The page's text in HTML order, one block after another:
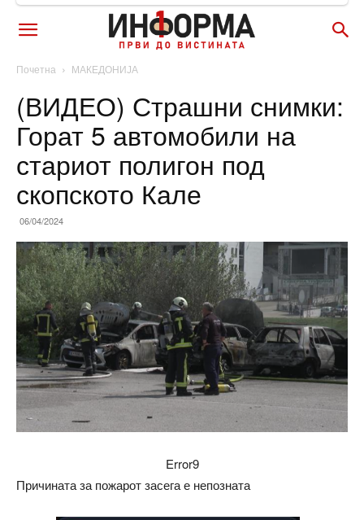
Почетна МАКЕДОНИЈА
(ВИДЕО) Страшни снимки:
Горат 5 автомобили на
стариот полигон под
скопското Кале
06/04/2024
Error9
Причината за пожарот засега е непозната